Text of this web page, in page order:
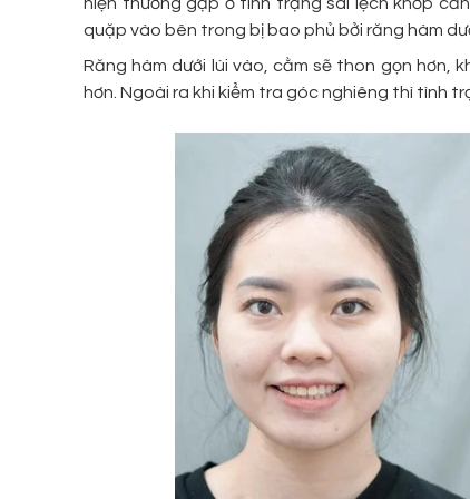
quặp vào bên trong bị bao phủ bởi răng hàm
Răng hàm dưới lùi vào, cằm sẽ thon gọn hơn,
hơn. Ngoài ra khi kiểm tra góc nghiêng thì tình